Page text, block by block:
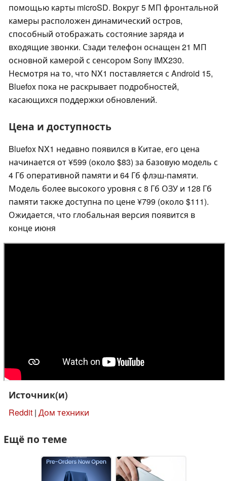
помощью карты microSD. Вокруг 5 МП фронтальной
камеры расположен динамический остров,
способный отображать состояние заряда и
входящие звонки. Сзади телефон оснащен 21 МП
основной камерой с сенсором Sony IMX230.
Несмотря на то, что NX1 поставляется с Android 15,
Bluefox пока не раскрывает подробностей,
касающихся поддержки обновлений.
Цена и доступность
Bluefox NX1 недавно появился в Китае, его цена
начинается от ¥599 (около $83) за базовую модель с
4 Гб оперативной памяти и 64 Гб флэш-памяти.
Модель более высокого уровня с 8 Гб ОЗУ и 128 Гб
памяти также доступна по цене ¥799 (около $111).
Ожидается, что глобальная версия появится в
конце июня
Источник(и)
Reddit | Дом техники
Ещё по теме